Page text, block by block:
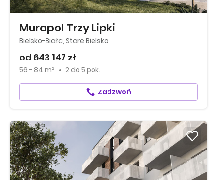
Murapol Trzy Lipki
Bielsko-Biała, Stare Bielsko
od 643 147 zł
56 - 84 m² 2 do 5 pok.
Zadzwoń